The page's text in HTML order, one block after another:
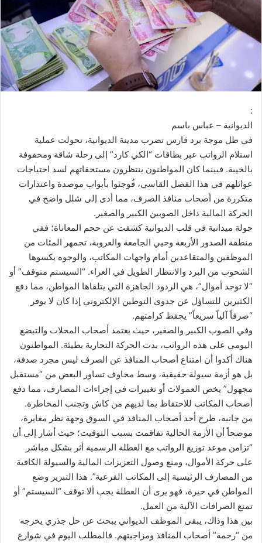
:
الديوانية – عباس باسم
في ظل موجة برد قارس تضرب مدينة الديوانية، تحولت عملية
استلام الرواتب عبر بطاقات “الكي كارد” إلى رحلة شاقة ومحفوفة
بالخيبة. فبينما كان المواطنون ينتظرون مستحقاتهم لسد احتياجات
عوائلهم في هذا الفصل القاسي، فُوجئوا بأبواب موصدة واعتذارات
متكررة من أصحاب منافذ الصرف، مما أدى إلى شلل واضح في
الحركة المالية داخل الصوبين الكبير والصغير.
جولة ميدانية في قلب الديوانية كشفت عن حجم المعاناة؛ ففي
منطقة الصدور الأربعة وحيي الجامعة والعروبة، تجمهر المئات من
الموظفين والمتقاعدين أمام واجهات المكاتب، والوجوه يكسوها
الشحوب من البرد والانتظار الطويل في العراء. “السيستم متوقف” أو
“لا توجد أموال”، هي الردود الجاهزة التي يتلقاها المواطن، مما دفع
الكثيرين للتساؤل عن جدوى التوطين الإلكتروني إذا كان لا يوفر
“صرفاً آلياً سريعاً” يحفظ كرامتهم.
وفي الصوب الكبير والصغير، حيث يعتمد أصحاب المحلات والتبضع
اليومي على هذه الرواتب، بدت الحركة التجارية بطيئة. المواطنون
هناك أكدوا أن امتناع أصحاب المنافذ عن الصرف ليس مجرد صدفة،
بل هو أزمة سيولة حقيقية، وسط مخاوف تساور البعض من “مستقبل
مجهول” يخص العمولات أو تغييرات في إجراءات المصارف، مما دفع
أصحاب المكاتب للاحتفاظ بما لديهم من كاش وتجنب المخاطرة.
من جانبه، طرح أحد أصحاب المنافذ في السوق وجهة نظر مغايرة،
موضحاً أن الأزمة الحالية تفاقمت بسبب التوقيت؛ حيث أشار إلى أن
“تزامن موعد توزيع الرواتب مع العطلة الرسمية أثر بشكل مباشر
على حركة الأموال، ومنع وصول التعزيزات المالية والسيولة الكافية
من المصارف الرئيسية إلى المكاتب الفرعية”. هذا التبرير وضع
المواطن في حيرة، فهو يرى أن العطلة يجب ألا توقف “السيستم” أو
تمنع الصرافات الآلية من العمل.
بين هذا وذاك، يبقى الموظف الديواني يبحث عن حل جذري يخرجه
من “رحمة” أصحاب المنافذ ومزاجيتهم. فالمطلب اليوم في شوارع